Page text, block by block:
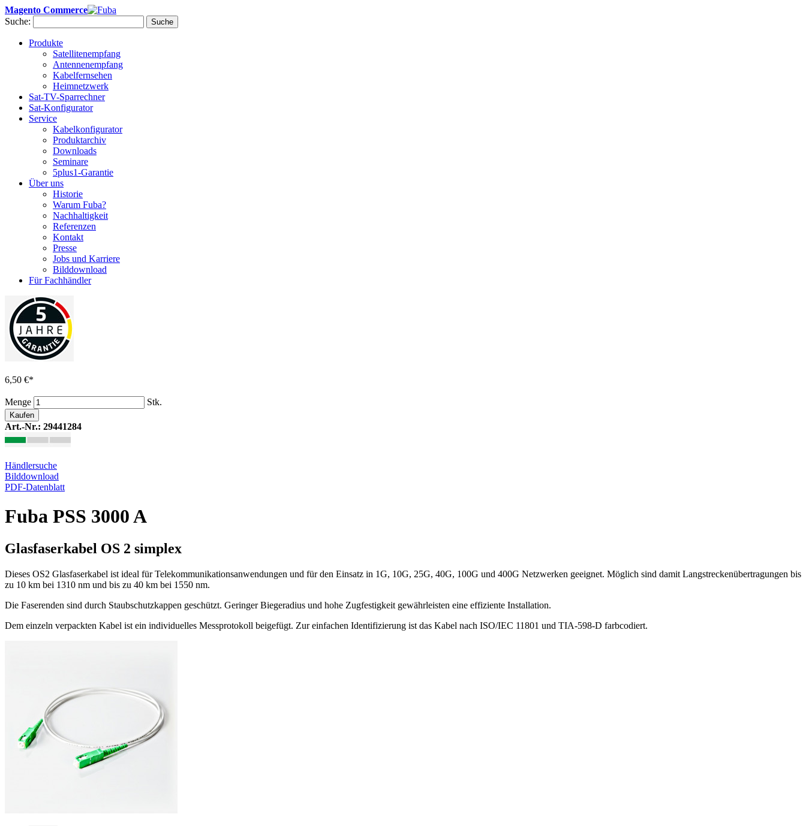
Magento Commerce
Suche:
Suche
Produkte
Satellitenempfang
Antennenempfang
Kabelfernsehen
Heimnetzwerk
Sat-TV-Sparrechner
Sat-Konfigurator
Service
Kabelkonfigurator
Produktarchiv
Downloads
Seminare
5plus1-Garantie
Über uns
Historie
Warum Fuba?
Nachhaltigkeit
Referenzen
Kontakt
Presse
Jobs und Karriere
Bilddownload
Für Fachhändler
6,50 €*
Menge Stk.
Kaufen
Art.-Nr.: 29441284
Händlersuche
Bilddownload
PDF-Datenblatt
Fuba PSS 3000 A
Glasfaserkabel OS 2 simplex
Dieses OS2 Glasfaserkabel ist ideal für Telekommunikationsanwendungen und für den Einsatz in 1G, 10G, 25G, 40G, 100G und 400G Netzwerken geeignet. Möglich sind damit Langstreckenübertragungen bis
zu 10 km bei 1310 nm und bis zu 40 km bei 1550 nm.
Die Faserenden sind durch Staubschutzkappen geschützt. Geringer Biegeradius und hohe Zugfestigkeit gewährleisten eine effiziente Installation.
Dem einzeln verpackten Kabel ist ein individuelles Messprotokoll beigefügt. Zur einfachen Identifizierung ist das Kabel nach ISO/IEC 11801 und TIA-598-D farbcodiert.